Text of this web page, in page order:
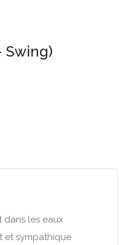
Swing)
dans les eaux
et sympathique